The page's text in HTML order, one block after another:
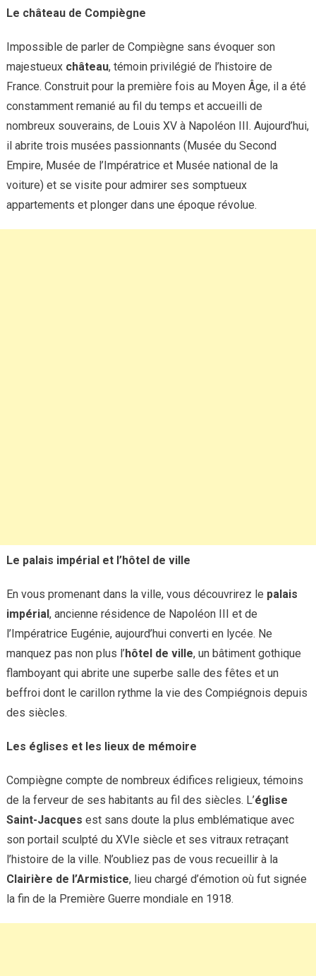
Le château de Compiègne
Impossible de parler de Compiègne sans évoquer son
majestueux château, témoin privilégié de l’histoire de
France. Construit pour la première fois au Moyen Âge, il a été
constamment remanié au fil du temps et accueilli de
nombreux souverains, de Louis XV à Napoléon III. Aujourd’hui,
il abrite trois musées passionnants (Musée du Second
Empire, Musée de l’Impératrice et Musée national de la
voiture) et se visite pour admirer ses somptueux
appartements et plonger dans une époque révolue.
Le palais impérial et l’hôtel de ville
En vous promenant dans la ville, vous découvrirez le palais
impérial , ancienne résidence de Napoléon III et de
l’Impératrice Eugénie, aujourd’hui converti en lycée. Ne
manquez pas non plus l’hôtel de ville, un bâtiment gothique
flamboyant qui abrite une superbe salle des fêtes et un
beffroi dont le carillon rythme la vie des Compiégnois depuis
des siècles.
Les églises et les lieux de mémoire
Compiègne compte de nombreux édifices religieux, témoins
de la ferveur de ses habitants au fil des siècles. L’église
Saint-Jacques est sans doute la plus emblématique avec
son portail sculpté du XVIe siècle et ses vitraux retraçant
l’histoire de la ville. N’oubliez pas de vous recueillir à la
Clairière de l’Armistice, lieu chargé d’émotion où fut signée
la fin de la Première Guerre mondiale en 1918.